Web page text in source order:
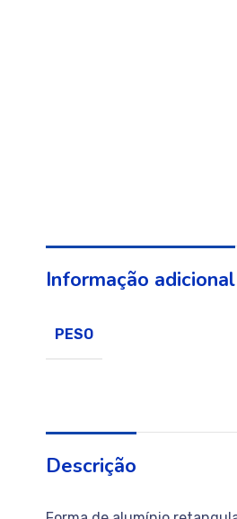
Informação adicional
PESO
Descrição